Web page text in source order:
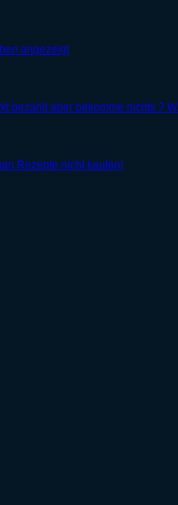
angezeigt
bezahlt aber bekomme nichts ?
Rezepte nicht kaufen!